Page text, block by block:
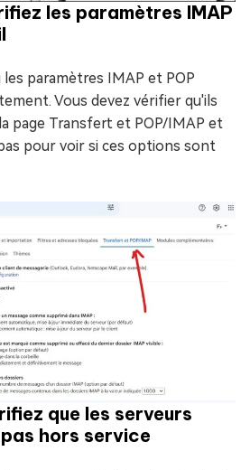
les paramètres IMAP
paramètres IMAP et POP
Vous devez vérifier qu'ils
page Transfert et POP/IMAP et
pour voir si ces options sont
que les serveurs
hors service